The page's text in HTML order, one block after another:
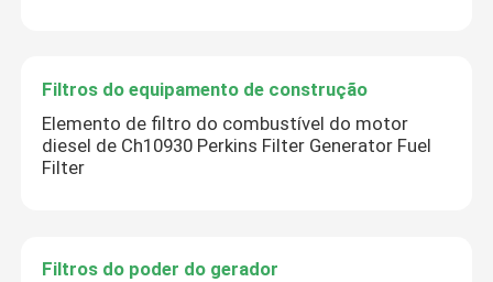
Filtros do equipamento de construção
Elemento de filtro do combustível do motor
diesel de Ch10930 Perkins Filter Generator Fuel
Filter
Filtros do poder do gerador